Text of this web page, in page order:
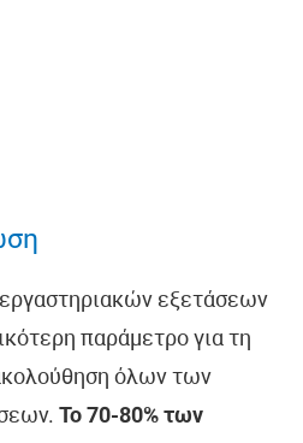
εξετάσεων
παράμετρο για τη
όλων των
Το 70-80% των